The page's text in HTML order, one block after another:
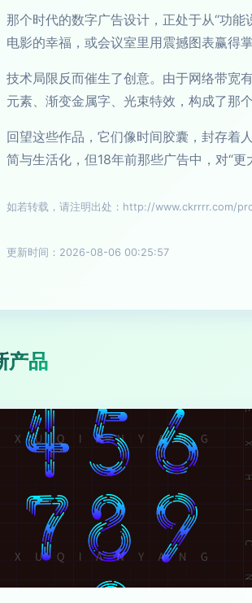
那个时代的数字广告设计，正处于从“功
电影的幸福，或会议室里用震撼图表赢得
技术局限反而催生了创意。由于网络带宽
元素、渐变金属字、光束特效，构成了那个
回望这些作品，它们像时间胶囊，封存着
简与生活化，但18年前那些广告中，对“更
如若转载，请注明出处：http://www.ckrrrr.com/
更新时间：2026-08-06 00:25:57
产品